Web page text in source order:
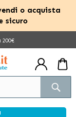
o acquista
sicuro
200€